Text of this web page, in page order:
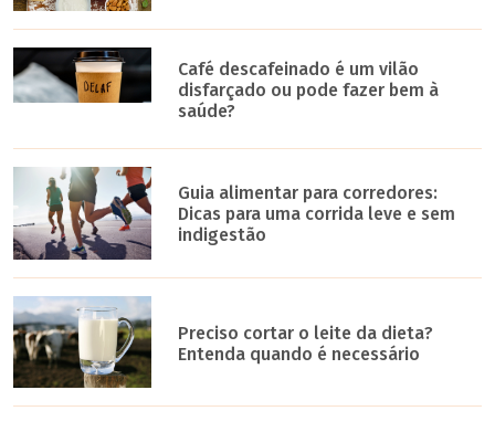
Café descafeinado é um vilão
disfarçado ou pode fazer bem à
saúde?
Guia alimentar para corredores:
Dicas para uma corrida leve e sem
indigestão
Preciso cortar o leite da dieta?
Entenda quando é necessário